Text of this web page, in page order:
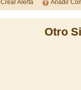
Crear Alerta Añadir
Otro